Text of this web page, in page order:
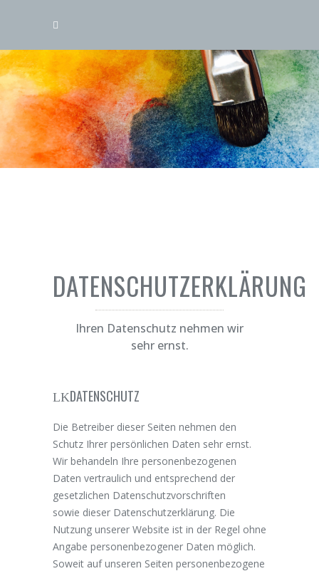
DATENSCHUTZERKLÄRUNG
Ihren Datenschutz nehmen wir
sehr ernst.
DATENSCHUTZ
Die Betreiber dieser Seiten nehmen den
Schutz Ihrer persönlichen Daten sehr ernst.
Wir behandeln Ihre personenbezogenen
Daten vertraulich und entsprechend der
gesetzlichen Datenschutzvorschriften
sowie dieser Datenschutzerklärung. Die
Nutzung unserer Website ist in der Regel ohne
Angabe personenbezogener Daten möglich.
Soweit auf unseren Seiten personenbezogene